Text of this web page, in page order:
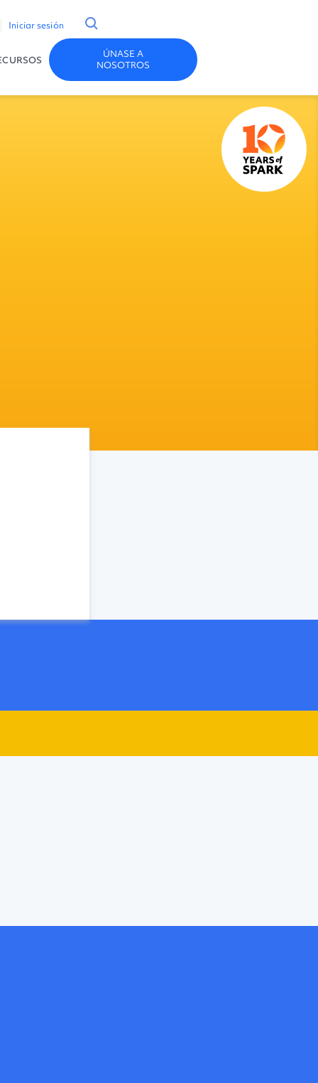
Iniciar sesión
ÚNASE A
NOSOTROS